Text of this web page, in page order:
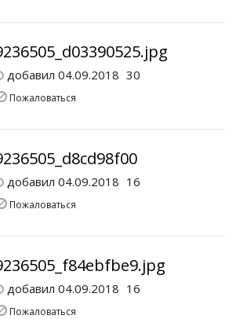
добавил 04.09.2018 30
Пожаловаться
добавил 04.09.2018 16
Пожаловаться
добавил 04.09.2018 16
Пожаловаться